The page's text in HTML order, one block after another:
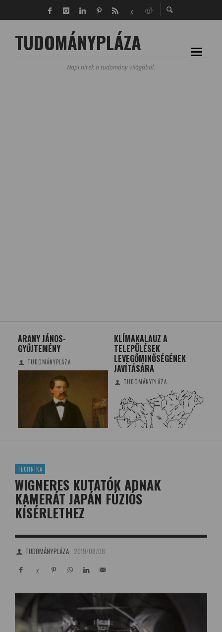
TUDOMÁNYPLÁZA
Napi hírek a tudomány világából.
ARANY JÁNOS-
GYŰJTEMÉNY
TUDOMÁNYPLÁZA
KLÍMAKALAUZ A
TELEPÜLÉSEK
LEVEGŐMINŐSÉGÉNEK
JAVÍTÁSÁRA
TUDOMÁNYPLÁZA
TECHNIKA
WIGNERES KUTATÓK ADNAK
KAMERÁT JAPÁN FÚZIÓS
KÍSÉRLETHEZ
TUDOMÁNYPLÁZA 2019/08/08